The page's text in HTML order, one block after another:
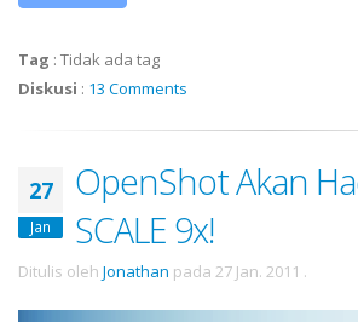
Tag : Tidak ada tag
Diskusi : 13 Comments
27
Jan
OpenShot Akan
SCALE 9x!
Ditulis oleh Jonathan pada 27 Jan. 2011 .